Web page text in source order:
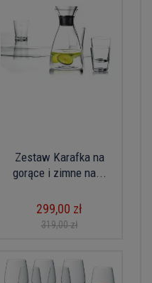
Zestaw Karafka na
gorące i zimne na...
299,00 zł
319,00 zł